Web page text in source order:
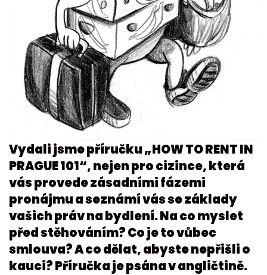
Vydali jsme příručku „HOW TO RENT IN
PRAGUE 101“, nejen pro cizince, která
vás provede zásadními fázemi
pronájmu a seznámí vás se základy
vašich práv na bydlení. Na co myslet
před stěhováním? Co je to vůbec
smlouva? A co dělat, abyste nepřišli o
kauci? Příručka je psána v angličtině.